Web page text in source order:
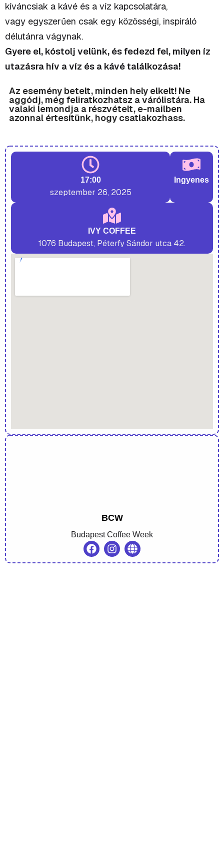
kíváncsiak a kávé és a víz kapcsolatára,
vagy egyszerűen csak egy közösségi, inspiráló
délutánra vágynak.
Gyere el, kóstolj velünk, és fedezd fel, milyen íz
utazásra hív a víz és a kávé találkozása!
Az esemény betelt, minden hely elkelt! Ne
aggódj, még feliratkozhatsz a várólistára. Ha
valaki lemondja a részvételt, e-mailben
azonnal értesítünk, hogy csatlakozhass.
17:00
szeptember 26, 2025
Ingyenes
IVY COFFEE
1076 Budapest, Péterfy Sándor utca 42.
BCW
Budapest Coffee Week